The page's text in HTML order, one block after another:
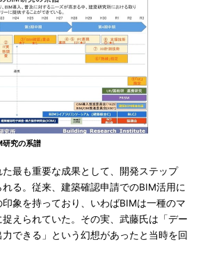
研究の系譜
最も重要な成果として、開発ステップ
れる。従来、建築確認申請でのBIM活用に
象を持っており、いわばBIMは一種のマ
えられていた。その実、武藤氏は「デー
できる」という幻想があったと当時を回